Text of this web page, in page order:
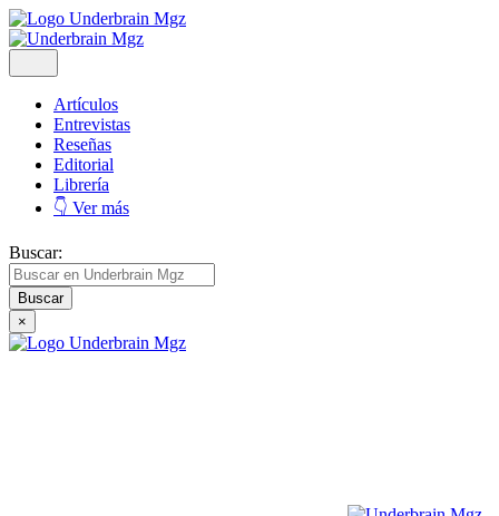
Artículos
Entrevistas
Reseñas
Editorial
Librería
👇 Ver más
Buscar:
×